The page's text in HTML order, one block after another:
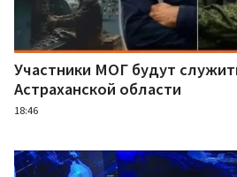
Участники МОГ будут
Астраханской области
18:46